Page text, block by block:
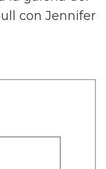
con Jennifer